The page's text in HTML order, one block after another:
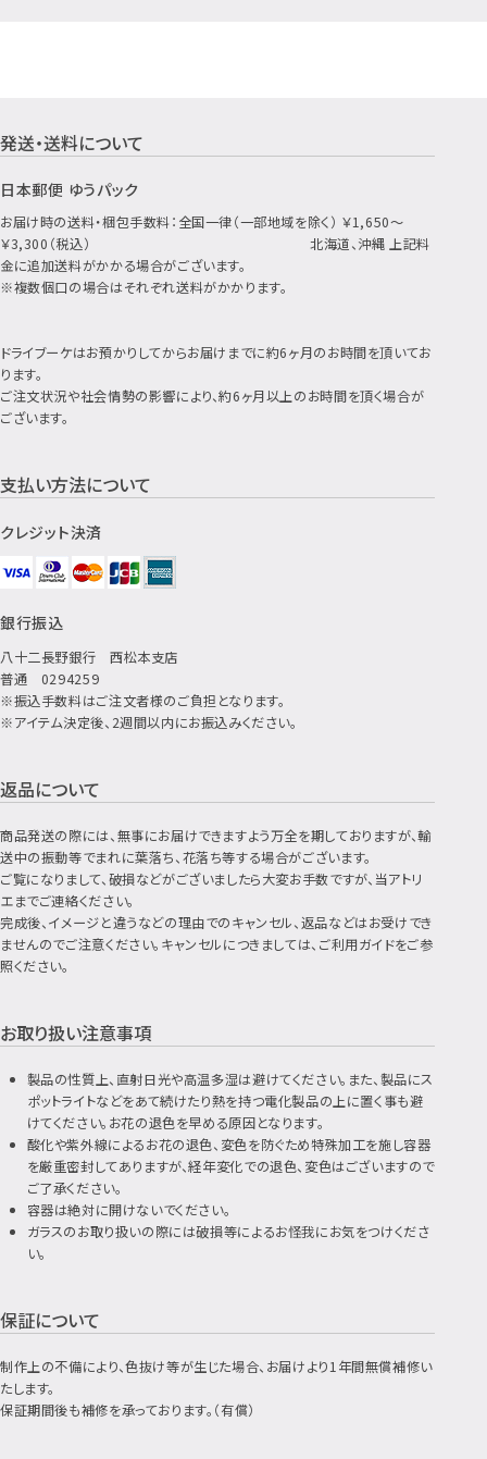
ショッピングガイド
発送・送料について
日本郵便 ゆうパック
お届け時の送料・梱包手数料：全国一律（一部地域を除く） ￥1,650～
￥3,300（税込） 北海道、沖縄 上記料
金に追加送料がかかる場合がございます。
※複数個口の場合はそれぞれ送料がかかります。
ドライブーケはお預かりしてからお届けまでに約6ヶ月のお時間を頂いてお
ります。
ご注文状況や社会情勢の影響により、約6ヶ月以上のお時間を頂く場合が
ございます。
支払い方法について
クレジット決済
銀行振込
八十二長野銀行 西松本支店
普通 0294259
※振込手数料はご注文者様のご負担となります。
※アイテム決定後、2週間以内にお振込みください。
返品について
商品発送の際には、無事にお届けできますよう万全を期しておりますが、輸
送中の振動等でまれに葉落ち、花落ち等する場合がございます。
ご覧になりまして、破損などがございましたら大変お手数ですが、当アトリ
エまでご連絡ください。
完成後、イメージと違うなどの理由でのキャンセル、返品などはお受けでき
ませんのでご注意ください。キャンセルにつきましては、ご利用ガイドをご参
照ください。
お取り扱い注意事項
製品の性質上、直射日光や高温多湿は避けてください。また、製品にス
ポットライトなどをあて続けたり熱を持つ電化製品の上に置く事も避
けてください。お花の退色を早める原因となります。
酸化や紫外線によるお花の退色、変色を防ぐため特殊加工を施し容器
を厳重密封してありますが、経年変化での退色、変色はございますので
ご了承ください。
容器は絶対に開けないでください。
ガラスのお取り扱いの際には破損等によるお怪我にお気をつけくださ
い。
保証について
制作上の不備により、色抜け等が生じた場合、お届けより1年間無償補修い
たします。
保証期間後も補修を承っております。（有償）